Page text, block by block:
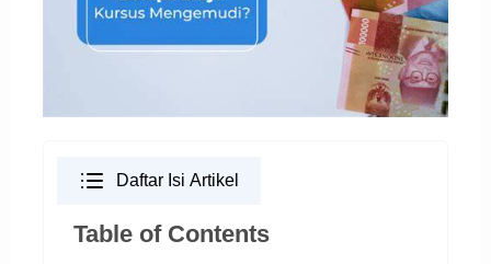
Daftar Isi Artikel
Table of Contents